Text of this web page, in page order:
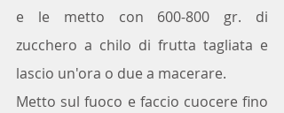
e le metto con 600-800 gr. di
zucchero a chilo di frutta tagliata e
lascio un'ora o due a macerare.
Metto sul fuoco e faccio cuocere fino